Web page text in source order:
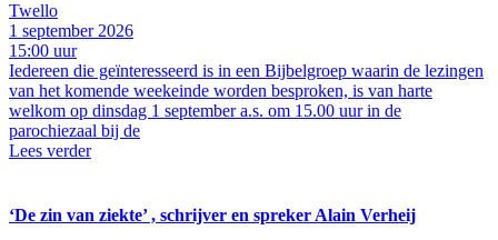
Twello
1 september 2026
15:00 uur
Iedereen die geïnteresseerd is in een Bijbelgroep waarin de lezingen
van het komende weekeinde worden besproken, is van harte
welkom op dinsdag 1 september a.s. om 15.00 uur in de
parochiezaal bij de
Lees verder
‘De zin van ziekte’ , schrijver en spreker Alain Verheij